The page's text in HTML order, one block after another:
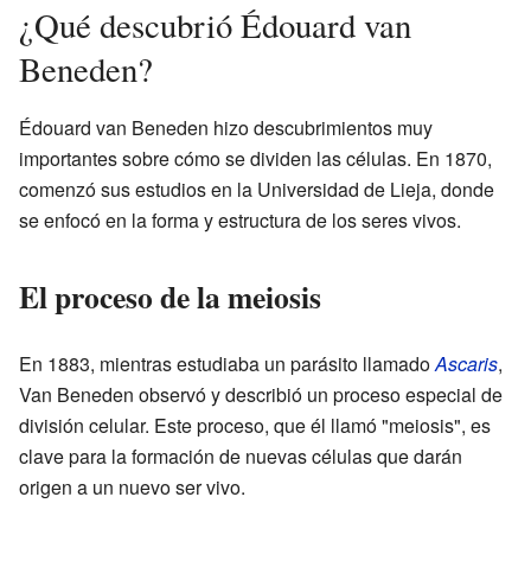
¿Qué descubrió Édouard van
Beneden?
Édouard van Beneden hizo descubrimientos muy
importantes sobre cómo se dividen las células. En 1870,
comenzó sus estudios en la Universidad de Lieja, donde
se enfocó en la forma y estructura de los seres vivos.
El proceso de la meiosis
En 1883, mientras estudiaba un parásito llamadoAscaris,
Van Beneden observó y describió un proceso especial de
división celular. Este proceso, que él llamó "meiosis", es
clave para la formación de nuevas células que darán
origen a un nuevo ser vivo.